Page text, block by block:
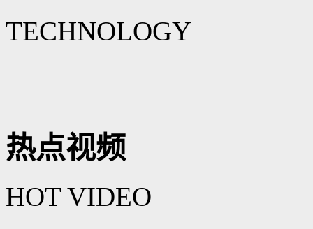
TECHNOLOGY
热点视频
HOT VIDEO